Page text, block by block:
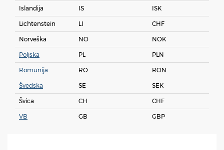
Islandija IS ISK
Lichtenstein LI CHF
Norveška NO NOK
Poljska PL PLN
Romunija RO RON
Švedska SE SEK
Švica CH CHF
VB GB GBP